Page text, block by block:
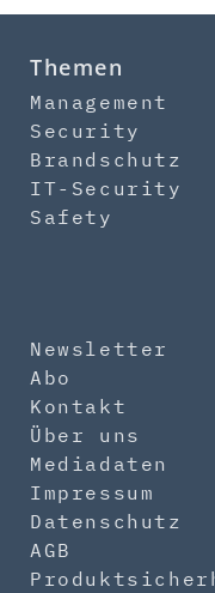
Themen
Management
Security
Brandschutz
IT-Security
Safety
Newsletter
Abo
Kontakt
Über uns
Mediadaten
Impressum
Datenschutz
AGB